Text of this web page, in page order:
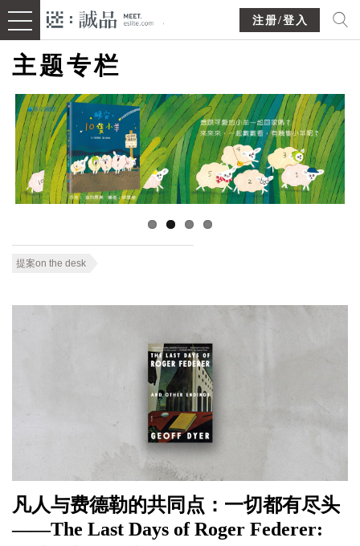
注册/登入
主题专栏
提案on the desk
凡人与费德勒的共同点：一切都有尽头
——The Last Days of Roger Federer: